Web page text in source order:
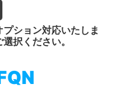
ション対応いたしま
択ください。